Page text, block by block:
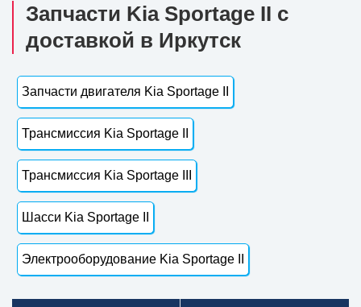
Запчасти Kia Sportage II с
доставкой в Иркутск
Запчасти двигателя Kia Sportage II
Трансмиссия Kia Sportage II
Трансмиссия Kia Sportage III
Шасси Kia Sportage II
Электрооборудование Kia Sportage II